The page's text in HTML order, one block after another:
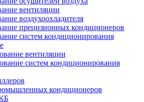
вентиляции
воздухоохладителя
прецизионных кондиционеров
систем кондиционирования
вентиляции
систем кондиционирования
кондиционеров